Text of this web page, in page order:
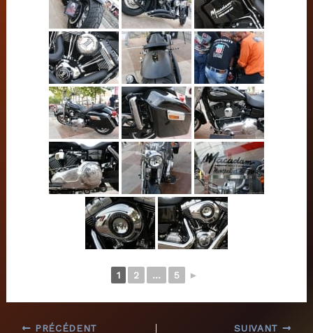
1 2 ... 5 ►
PRÉCÉDENT SUIVANT